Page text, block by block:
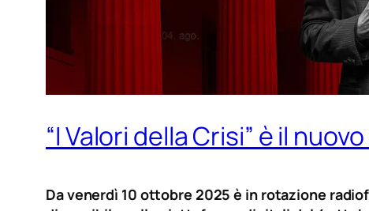
“I Valori della Crisi” è il
Da venerdì 10 ottobre 2025 è in rotazione